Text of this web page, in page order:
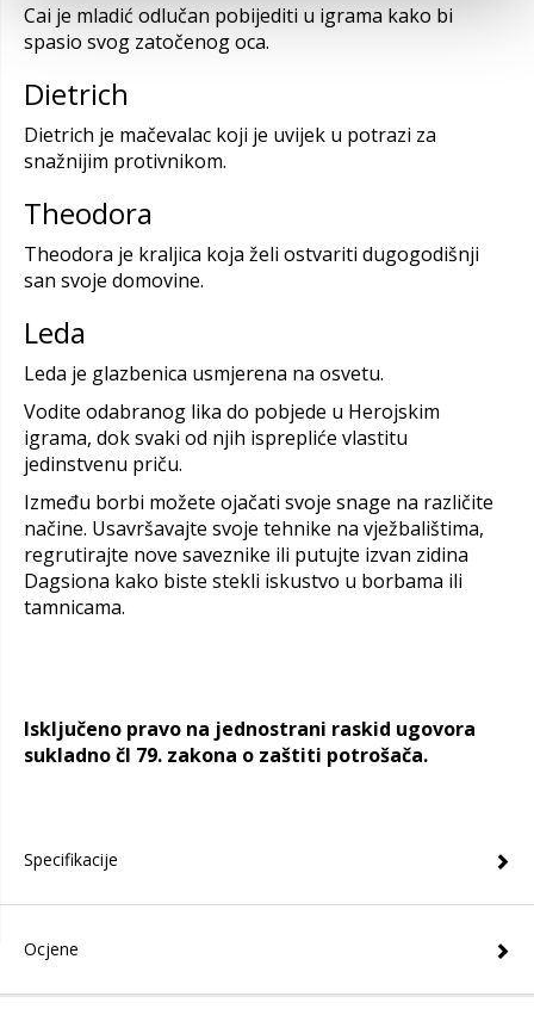
Cai je mladić odlučan pobijediti u igrama kako bi
spasio svog zatočenog oca.
Dietrich
Dietrich je mačevalac koji je uvijek u potrazi za
snažnijim protivnikom.
Theodora
Theodora je kraljica koja želi ostvariti dugogodišnji
san svoje domovine.
Leda
Leda je glazbenica usmjerena na osvetu.
Vodite odabranog lika do pobjede u Herojskim
igrama, dok svaki od njih isprepliće vlastitu
jedinstvenu priču.
Između borbi možete ojačati svoje snage na različite
načine. Usavršavajte svoje tehnike na vježbalištima,
regrutirajte nove saveznike ili putujte izvan zidina
Dagsiona kako biste stekli iskustvo u borbama ili
tamnicama.
Isključeno pravo na jednostrani raskid ugovora
sukladno čl 79. zakona o zaštiti potrošača.
Specifikacije
Ocjene